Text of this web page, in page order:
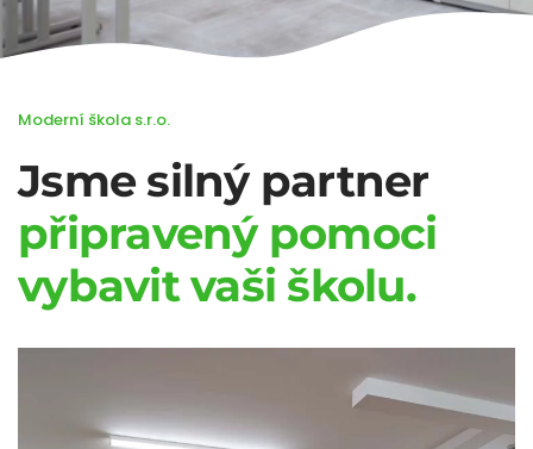
Moderní škola s.r.o.
Jsme silný partner
připravený pomoci
vybavit vaši školu.